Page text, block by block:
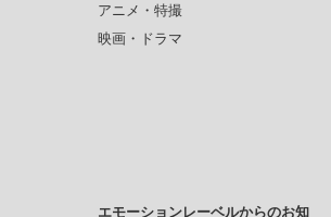
アニメ・特撮
映画・ドラマ
エモーションレーベルからのお知